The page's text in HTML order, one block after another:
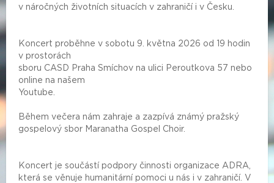
v náročných životních situacích v zahraničí i v Česku.
Koncert proběhne v sobotu 9. května 2026 od 19 hodin
v prostorách
sboru CASD Praha Smíchov na ulici Peroutkova 57 nebo
online na našem
Youtube.
Během večera nám zahraje a zazpívá známý pražský
gospelový sbor Maranatha Gospel Choir.
Koncert je součástí podpory činnosti organizace ADRA,
která se věnuje humanitární pomoci u nás i v zahraničí. V